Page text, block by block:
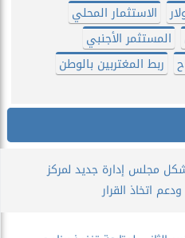
الاستثمار المحلي
المستثمر الأجنبي
ربط المغتربين بالوطن
مجلس إدارة جديد لمركز
اتخاذ القرار